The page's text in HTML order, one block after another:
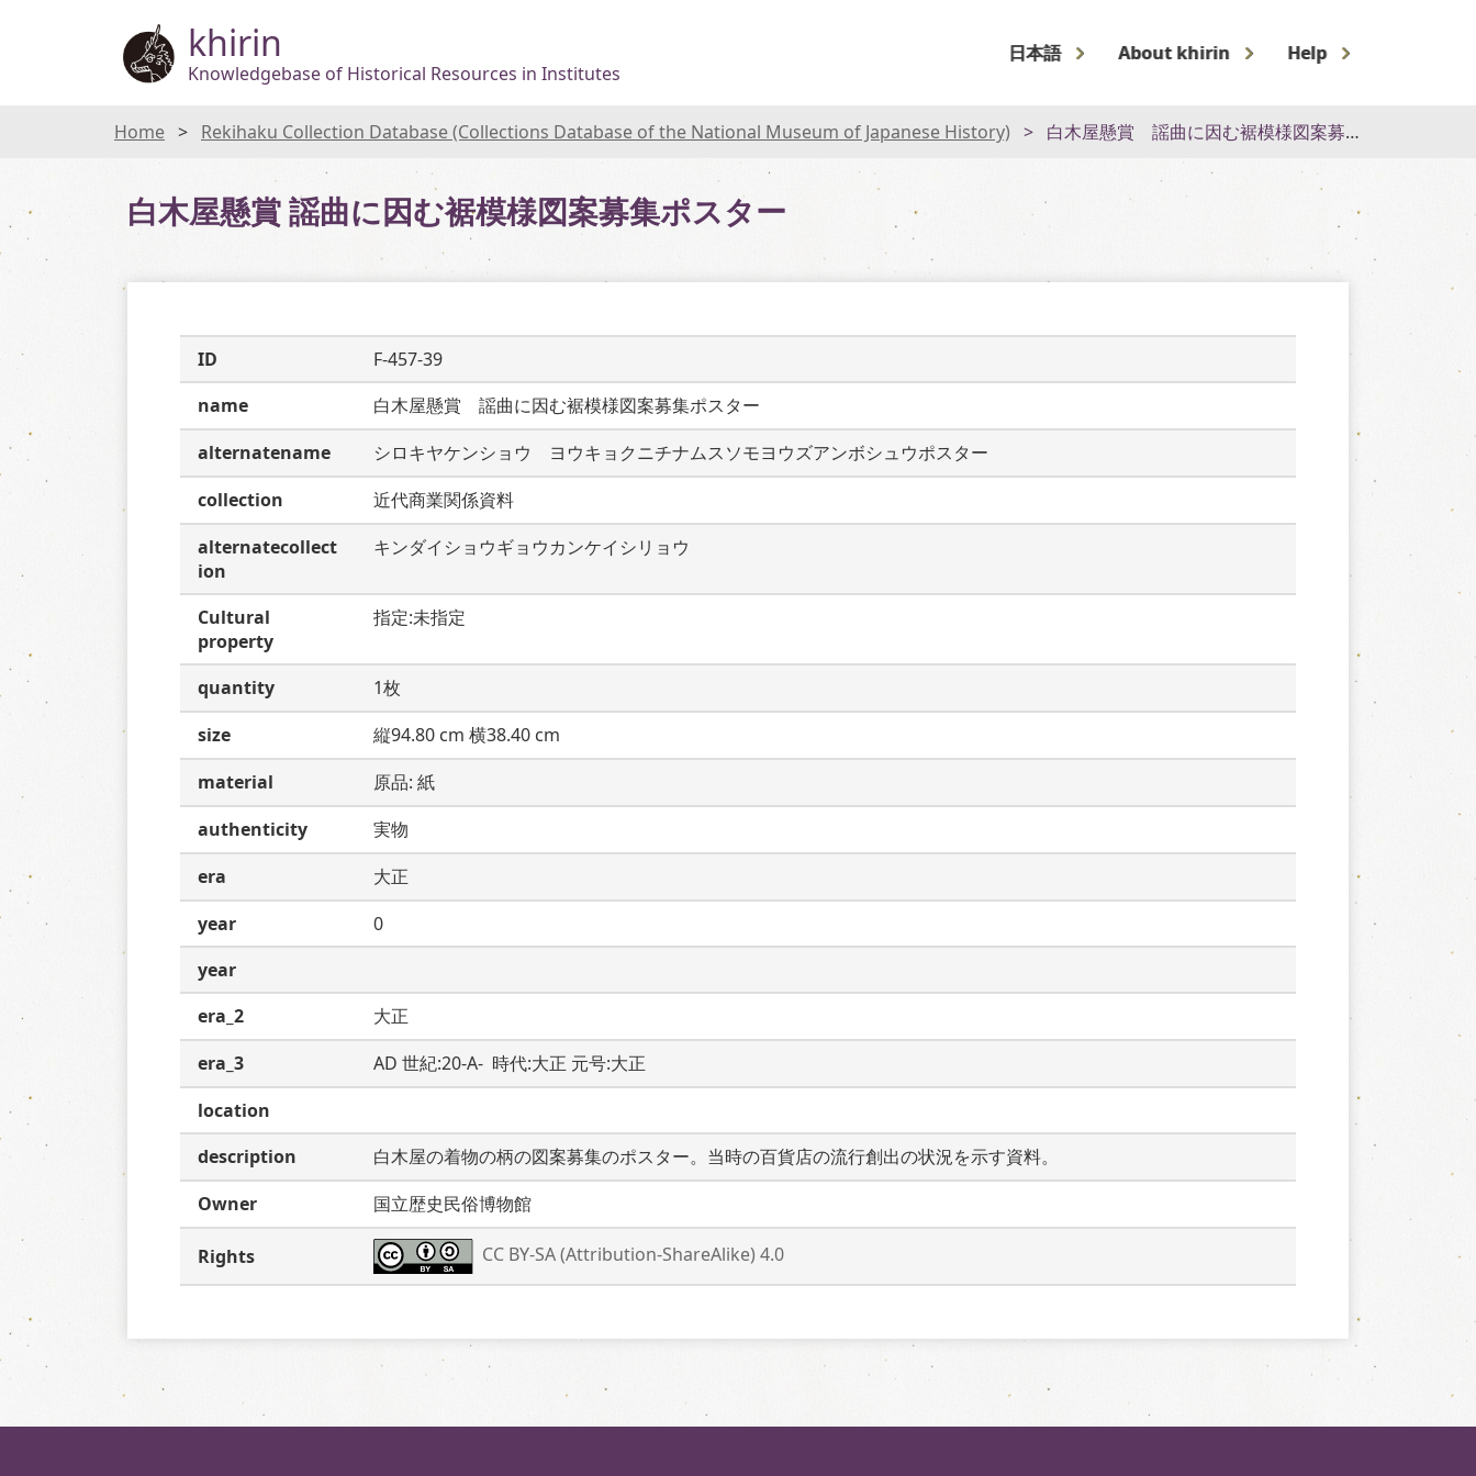
khirin
Knowledgebase of Historical Resources in Institutes
日本語 About khirin Help
Home Rekihaku Collection Database (Collections Database of the National Museum of Japanese History) 白木屋懸賞 謡曲に因む裾模様図案募集ポスター
白木屋懸賞 謡曲に因む裾模様図案募集ポスター
ID
F-457-39
name
白木屋懸賞　謡曲に因む裾模様図案募集ポスター
alternatename
シロキヤケンショウ　ヨウキョクニチナムスソモヨウズアンボシュウポスター
collection
近代商業関係資料
alternatecollect
ion
キンダイショウギョウカンケイシリョウ
Cultural
property
指定:未指定
quantity
1枚
size
縦94.80 cm 横38.40 cm
material
原品: 紙
authenticity
実物
era
大正
year
0
year
era_2
大正
era_3
AD 世紀:20-A-  時代:大正 元号:大正
location
description
白木屋の着物の柄の図案募集のポスター。当時の百貨店の流行創出の状況を示す資料。
Owner
国立歴史民俗博物館
Rights CC BY-SA (Attribution-ShareAlike) 4.0